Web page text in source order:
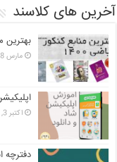
آخرین های کلاسند
بهترین
مارس 28, 2021
اکتبر 3, 2020
دفترچه